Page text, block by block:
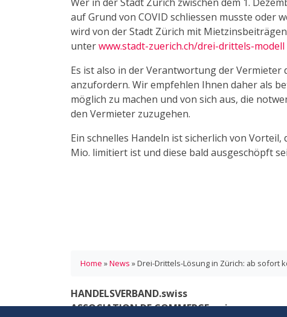
auf Grund von COVID schliessen musste oder
wird von der Stadt Zürich mit
unterwww.stadt-zuerich.ch/drei-drittels-modell
Es ist also in der Verantwortung der
anzufordern. Wir empfehlen Ihnen daher als
möglich zu machen und von sich aus, die
den Vermieter zuzugehen.
Ein schnelles Handeln ist sicherlich von
Mio. limitiert ist und diese bald ausgeschöpft
Home »News »Drei-Drittels-Lösung in Zürich: ab sofort
HANDELSVERBAND.swiss
ASSOCIATION DE COMMERCE.swiss